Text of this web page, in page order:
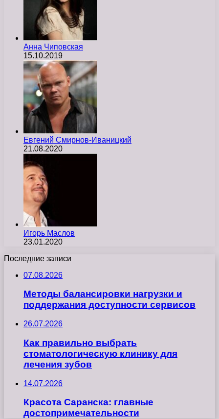
Анна Чиповская
15.10.2019
Евгений Смирнов-Иваницкий
21.08.2020
Игорь Маслов
23.01.2020
Последние записи
07.08.2026
Методы балансировки нагрузки и
поддержания доступности сервисов
26.07.2026
Как правильно выбрать
стоматологическую клинику для
лечения зубов
14.07.2026
Красота Саранска: главные
достопримечательности